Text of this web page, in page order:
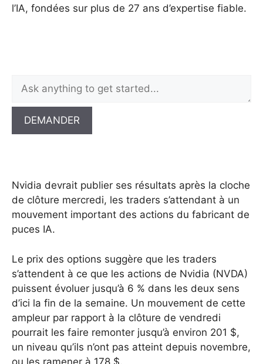
l’IA, fondées sur plus de 27 ans d’expertise fiable.
DEMANDER
Nvidia devrait publier ses résultats après la cloche
de clôture mercredi, les traders s’attendant à un
mouvement important des actions du fabricant de
puces IA.
Le prix des options suggère que les traders
s’attendent à ce que les actions de Nvidia (NVDA)
puissent évoluer jusqu’à 6 % dans les deux sens
d’ici la fin de la semaine. Un mouvement de cette
ampleur par rapport à la clôture de vendredi
pourrait les faire remonter jusqu’à environ 201 $,
un niveau qu’ils n’ont pas atteint depuis novembre,
ou les ramener à 178 $.